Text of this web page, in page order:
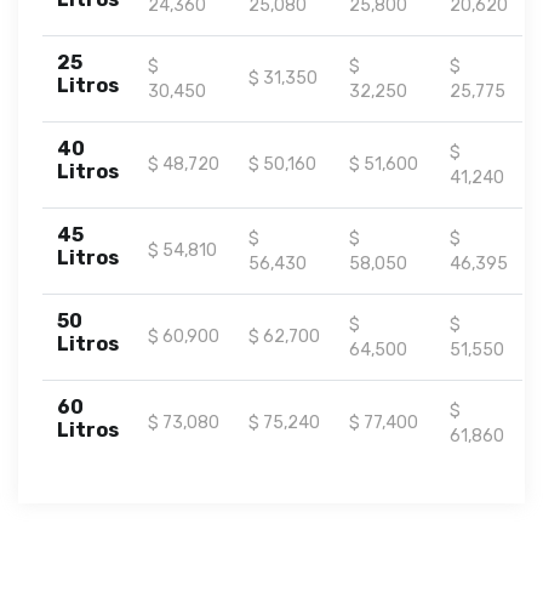
24,360 25,080 25,800 20,620
25
Litros
$
30,450
$ 31,350
$
32,250
$
25,775
40
Litros
$ 48,720 $ 50,160 $ 51,600
$
41,240
45
Litros
$ 54,810
$
56,430
$
58,050
$
46,395
50
Litros
$ 60,900 $ 62,700
$
64,500
$
51,550
60
Litros
$ 73,080 $ 75,240 $ 77,400
$
61,860